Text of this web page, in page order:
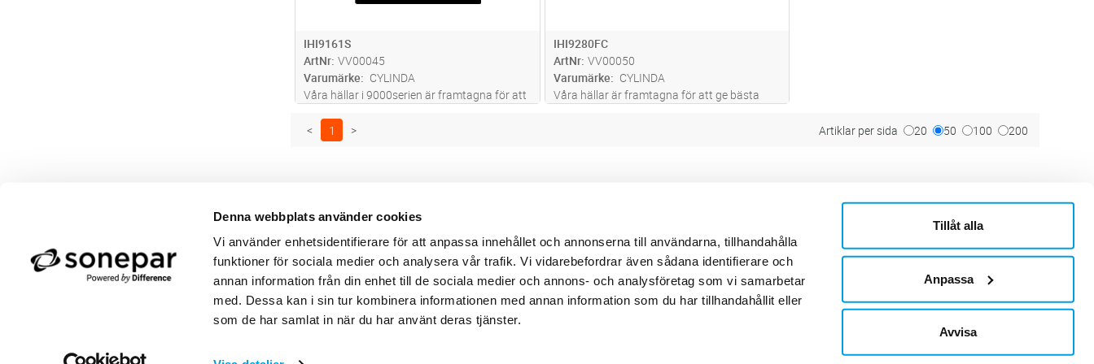
Denna webbplats använder cookies
Vi använder enhetsidentifierare för att anpassa innehållet och annonserna till användarna, tillhandahålla
funktioner för sociala medier och analysera vår trafik. Vi vidarebefordrar även sådana identifierare och
annan information från din enhet till de sociala medier och annons- och analysföretag som vi samarbetar
med. Dessa kan i sin tur kombinera informationen med annan information som du har tillhandahållit eller
som de har samlat in när du har använt deras tjänster.
Tillåt alla
Anpassa
Avvisa
IHI9161S
ArtNr VV00045
Varumärke
CYLINDA
Våra hällar i 9000serien är framtagna för att
Denna häll är försedd med fyra kokzonerna
som styrs via en central kontrollpanel med
IHI9280FC
ArtNr VV00050
Varumärke
CYLINDA
Våra hällar är framtagna för att ge bästa
< 1 > Artiklar per sida 20 50 100 200
Felanmälan
Returer
Beställa PDF fakturor
Användarvillkor
Integritetspolicy
Öppettider
Ny kund/användare
Våra varumärken
Leverans- och betalningsvillkor
Elektronisk kommunikation
Produktväljare
Om Sonepar
Historik
Kontaktblad
Ledningsgrupp
Jobb & Karriär